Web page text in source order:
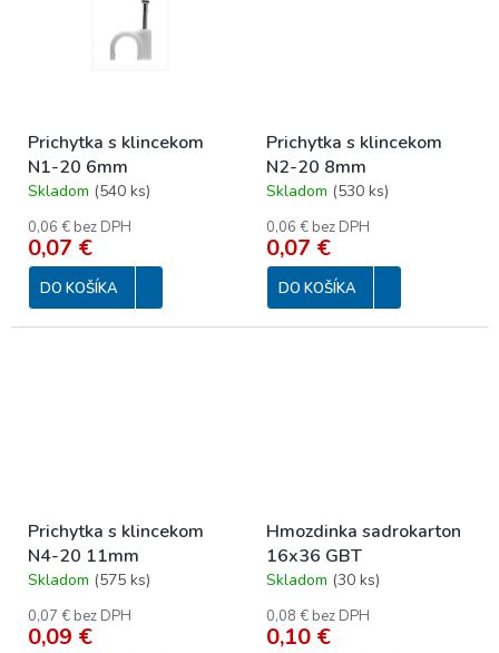
Prichytka s klincekom
N1-20 6mm
Skladom (540 ks)
0,06 € bez DPH
0,07 €
DO KOŠÍKA
Prichytka s klincekom
N2-20 8mm
Skladom (530 ks)
0,06 € bez DPH
0,07 €
DO KOŠÍKA
Prichytka s klincekom
N4-20 11mm
Skladom (575 ks)
0,07 € bez DPH
0,09 €
Hmozdinka sadrokarton
16x36 GBT
Skladom (30 ks)
0,08 € bez DPH
0,10 €